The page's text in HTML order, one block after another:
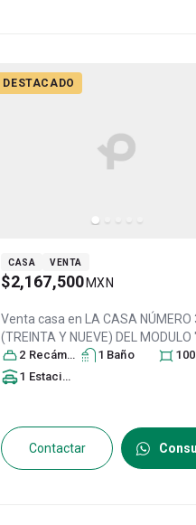
DESTACADO
CASA VENTA
$2,167,500 MXN
Venta casa en
LA CASA NÚMERO
(TREINTA Y NUEVE) DEL MODULO
DEL RÉGIMEN DE PROPIEDAD EN
CONDOMINIO VERTICALSO, Col.
31560314
2 Recámara s 1 Baño 100
1 Estacionamiento
Contactar